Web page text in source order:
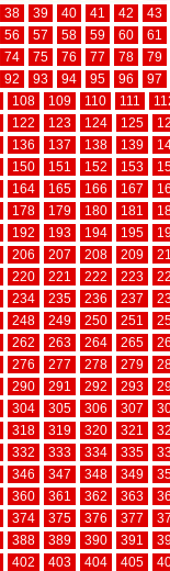
38 39 40 41 42
43
56 57 58 59 60
61
74 75 76 77 78
79
92 93 94 95 96
97
108 109 110 111
122 123 124 125
136 137 138 139
150 151 152 153
164 165 166 167
178 179 180 181
192 193 194 195
206 207 208 209
220 221 222 223
234 235 236 237
248 249 250 251
262 263 264 265
276 277 278 279
290 291 292 293
304 305 306 307
318 319 320 321
332 333 334 335
346 347 348 349
360 361 362 363
374 375 376 377
388 389 390 391
402 403 404 405